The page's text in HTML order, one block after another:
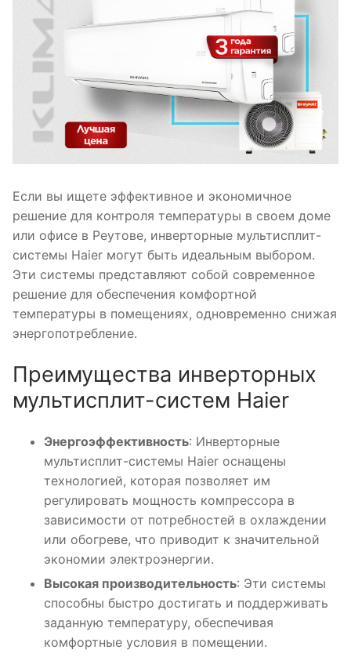
Если вы ищете эффективное и экономичное
решение для контроля температуры в своем доме
или офисе в Реутове, инверторные мультисплит-
системы Haier могут быть идеальным выбором.
Эти системы представляют собой современное
решение для обеспечения комфортной
температуры в помещениях, одновременно снижая
энергопотребление.
Преимущества инверторных
мультисплит-систем Haier
Энергоэффективность: Инверторные
мультисплит-системы Haier оснащены
технологией, которая позволяет им
регулировать мощность компрессора в
зависимости от потребностей в охлаждении
или обогреве, что приводит к значительной
экономии электроэнергии.
Высокая производительность: Эти системы
способны быстро достигать и поддерживать
заданную температуру, обеспечивая
комфортные условия в помещении.